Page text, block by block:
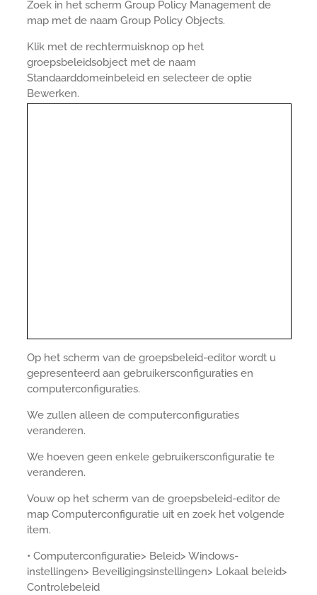
Zoek in het scherm Group Policy Management de
map met de naam Group Policy Objects.
Klik met de rechtermuisknop op het
groepsbeleidsobject met de naam
Standaarddomeinbeleid en selecteer de optie
Bewerken.
Op het scherm van de groepsbeleid-editor wordt u
gepresenteerd aan gebruikersconfiguraties en
computerconfiguraties.
We zullen alleen de computerconfiguraties
veranderen.
We hoeven geen enkele gebruikersconfiguratie te
veranderen.
Vouw op het scherm van de groepsbeleid-editor de
map Computerconfiguratie uit en zoek het volgende
item.
• Computerconfiguratie> Beleid> Windows-
instellingen> Beveiligingsinstellingen> Lokaal beleid>
Controlebeleid